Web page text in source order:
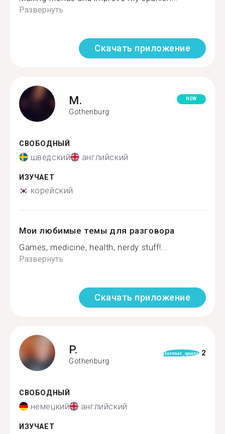
Развернуть
Скачать приложение
M.
Gothenburg
NEW
СВОБОДНЫЙ
шведский английский
ИЗУЧАЕТ
корейский
Мои любимые темы для разговора
Games, medicine, health, nerdy stuff!...
Развернуть
Скачать приложение
P.
Gothenburg
format_quote 2
СВОБОДНЫЙ
немецкий английский
ИЗУЧАЕТ